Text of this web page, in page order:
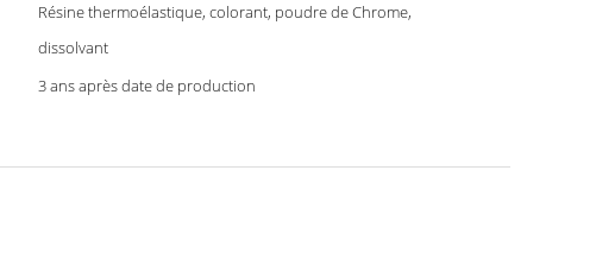
Résine thermoélastique, colorant, poudre de Chrome,
dissolvant
3 ans après date de production